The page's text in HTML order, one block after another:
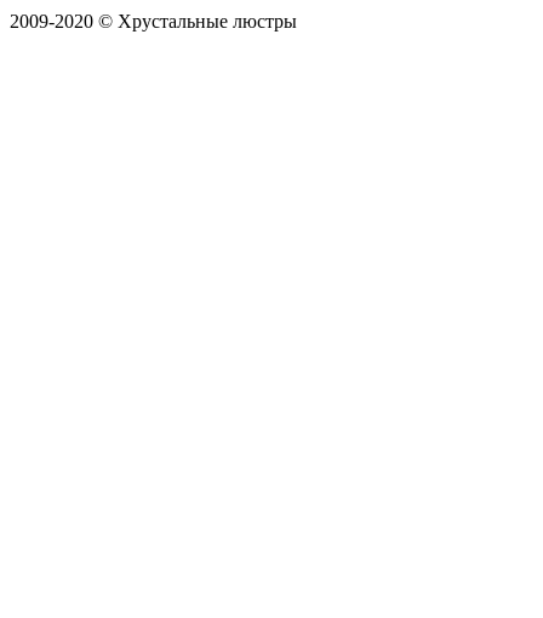
2009-2020 © Хрустальные люстры